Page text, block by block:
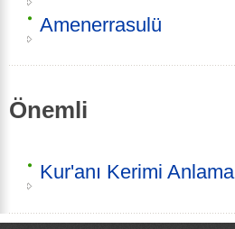
Amenerrasulü
Önemli
Kur'anı Kerimi Anlama